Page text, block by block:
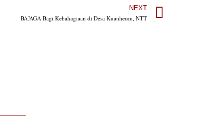
NEXT
BAJAGA Bagi Kebahagiaan di Desa Kuanheum, NTT